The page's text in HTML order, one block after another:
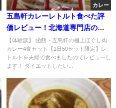
カレー
五島軒カレーレトルト食べた評
価レビュー！北海道専門店の味
は？楽天通販ゲット
【体験談】 函館・五島軒の極上ほぐし肉
カレー4食セット【1日50セット限定】レ
トルトを夫婦で食べましたのでレビューし
ます！ ダイエットしたい...